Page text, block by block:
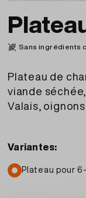
Sans ingrédients
Plateau de
viande
Valais,
Variantes:
Plateau pour